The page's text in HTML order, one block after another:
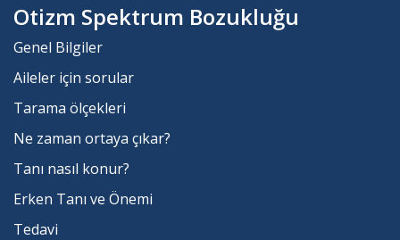
Otizm Spektrum Bozukluğu
Genel Bilgiler
Aileler için sorular
Tarama ölçekleri
Ne zaman ortaya çıkar?
Tanı nasıl konur?
Erken Tanı ve Önemi
Tedavi